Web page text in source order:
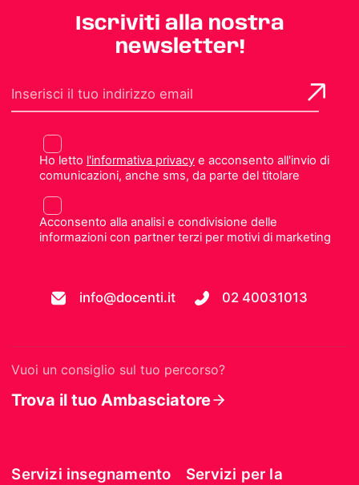
Iscriviti alla nostra
newsletter!
Ho letto l'informativa privacye acconsento all'invio di
comunicazioni, anche sms, da parte del titolare
Acconsento alla analisi e condivisione delle
informazioni con partner terzi per motivi di marketing
info@docenti.it 02 40031013
Vuoi un consiglio sul tuo percorso?
Trova il tuo Ambasciatore
Servizi insegnamento
Servizi per la